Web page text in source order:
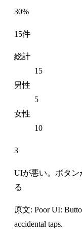
30%
15件
総計
15
男性
5
女性
10
3
UIが悪い。ボタン
る
原文: Poor UI:
accidental taps.